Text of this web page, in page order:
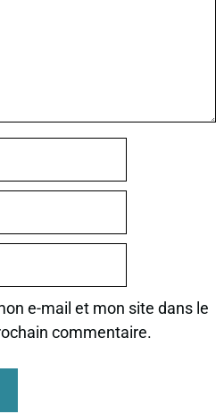
e-mail et mon site dans le
commentaire.